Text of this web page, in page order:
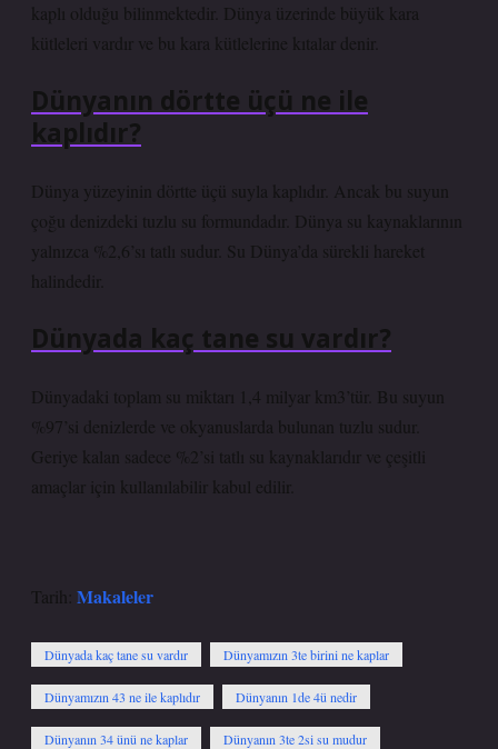
kaplı olduğu bilinmektedir. Dünya üzerinde büyük kara
kütleleri vardır ve bu kara kütlelerine kıtalar denir.
Dünyanın dörtte üçü ne ile
kaplıdır?
Dünya yüzeyinin dörtte üçü suyla kaplıdır. Ancak bu suyun
çoğu denizdeki tuzlu su formundadır. Dünya su kaynaklarının
yalnızca %2,6’sı tatlı sudur. Su Dünya’da sürekli hareket
halindedir.
Dünyada kaç tane su vardır?
Dünyadaki toplam su miktarı 1,4 milyar km3’tür. Bu suyun
%97’si denizlerde ve okyanuslarda bulunan tuzlu sudur.
Geriye kalan sadece %2’si tatlı su kaynaklarıdır ve çeşitli
amaçlar için kullanılabilir kabul edilir.
Tarih: Makaleler
Dünyada kaç tane su vardır Dünyamızın 3te birini ne kaplar
Dünyamızın 43 ne ile kaplıdır Dünyanın 1de 4ü nedir
Dünyanın 34 ünü ne kaplar Dünyanın 3te 2si su mudur